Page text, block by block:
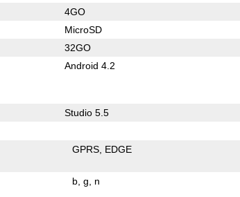
4GO
MicroSD
32GO
Android 4.2
Studio 5.5
GPRS EDGE
b g n